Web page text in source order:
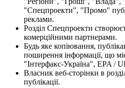
"Спецпроекти", "Промо"
реклами.
Розділ Спецпроекти
комерційними партнерами.
Будь яке копіювання,
поширення інформації, що
"Інтерфакс-Україна", EPA /
Власник веб-сторінки в
публікації.